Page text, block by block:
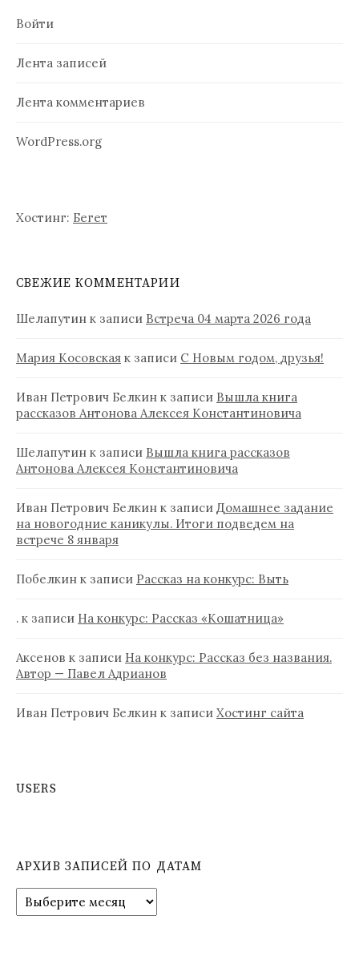
и
я
м
Войти
Лента записей
Лента комментариев
WordPress.org
Хостинг: Бегет
СВЕЖИЕ КОММЕНТАРИИ
Шелапутин к записи Встреча 04 марта 2026 года
Мария Косовская к записи С Новым годом, друзья!
Иван Петрович Белкин к записи Вышла книга
рассказов Антонова Алексея Константиновича
Шелапутин к записи Вышла книга рассказов
Антонова Алексея Константиновича
Иван Петрович Белкин к записи Домашнее задание
на новогодние каникулы. Итоги подведем на
встрече 8 января
Побелкин к записи Рассказ на конкурс: Выть
. к записи На конкурс: Рассказ «Кошатница»
Аксенов к записи На конкурс: Рассказ без названия.
Автор — Павел Адрианов
Иван Петрович Белкин к записи Хостинг сайта
USERS
АРХИВ ЗАПИСЕЙ ПО ДАТАМ
р